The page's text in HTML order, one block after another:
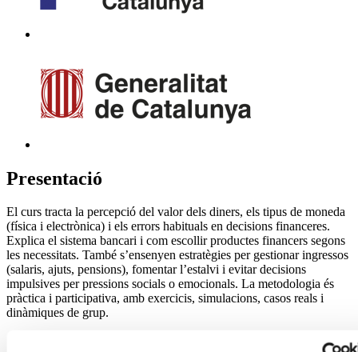
Presentació
El curs tracta la percepció del valor dels diners, els tipus de moneda
(física i electrònica) i els errors habituals en decisions financeres.
Explica el sistema bancari i com escollir productes financers segons
les necessitats. També s’ensenyen estratègies per gestionar ingressos
(salaris, ajuts, pensions), fomentar l’estalvi i evitar decisions
impulsives per pressions socials o emocionals. La metodologia és
pràctica i participativa, amb exercicis, simulacions, casos reals i
dinàmiques de grup.